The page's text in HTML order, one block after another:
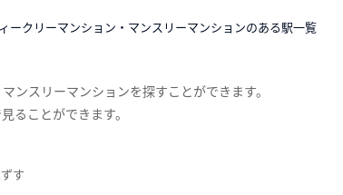
ークリーマンション・マンスリーマンションのある駅一覧
ンスリーマンションを探すことができます。
ることができます。
す